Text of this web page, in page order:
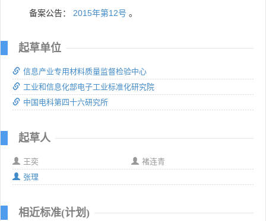
备案公告： 2015年第12号 。
起草单位
信息产业专用材料质量监督检验中心
工业和信息化部电子工业标准化研究院
中国电科第四十六研究所
起草人
王奕
褚连青
张理
相近标准(计划)